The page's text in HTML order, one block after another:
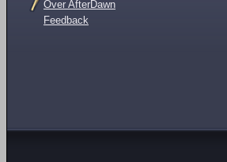
Over AfterDawn
Feedback